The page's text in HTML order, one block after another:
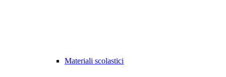
Materiali scolastici